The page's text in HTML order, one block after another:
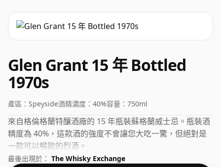
Glen Grant 15 年 Bottled
1970s
產區： Speyside酒精濃度： 40%容量： 750ml
來自格倫格蘭特釀酒廠的 15 年瓶裝蘇格蘭威士忌。瓶裝酒
精度為 40%，這款酒的強度不會讓您大吃一驚，但絕對是
一款可以暢飲的烈酒。
最後出現於： The Whisky Exchange